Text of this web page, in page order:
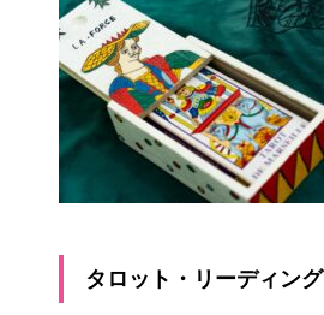
タロット・リーディング